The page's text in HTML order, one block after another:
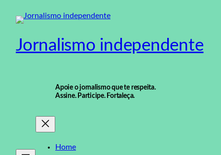
para
conteúdo
Jornalismo independente
Apoie o jornalismo que te respeita.
Assine. Participe. Fortaleça.
Home